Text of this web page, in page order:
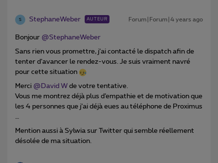
S StephaneWeber AUTEUR Forum|Forum|4 years ago
Bonjour @StephaneWeber
Sans rien vous promettre, j’ai contacté le dispatch afin de
tenter d’avancer le rendez-vous. Je suis vraiment navré
pour cette situation
Merci @David W de votre tentative.
Vous me montrez déjà plus d’empathie et de motivation que
les 4 personnes que j’ai déjà eues au téléphone de Proximus
…
Mention aussi à Sylwia sur Twitter qui semble réellement
désolée de ma situation.